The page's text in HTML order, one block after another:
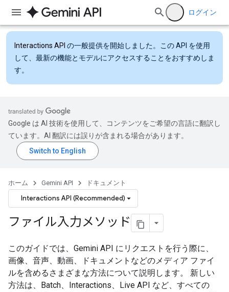
ログイン
Interactions API の一般提供を開始しました。この API を使用
して、最新の機能とモデルにアクセスすることをおすすめしま
す。
Google は AI 技術を使用して、コンテンツをご希望の言語に翻訳し
ています。AI 翻訳には誤りが含まれる場合があります。
ホーム Gemini API ドキュメント
Interactions API (Recommended)
ファイル入力メソッド
このガイドでは、Gemini API にリクエストを行う際に、
画像、音声、動画、ドキュメントなどのメディア ファイ
ルを含めるさまざまな方法について説明します。 新しい
方法は、Batch、Interactions、Live API など、すべての